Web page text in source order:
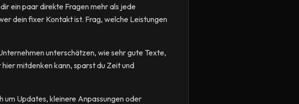
ein paar direkte Fragen mehr als jede
dein fixer Kontakt ist. Frag, welche Leistungen
unterschätzen, wie sehr gute Texte,
mitdenken kann, sparst du Zeit und
um Updates, kleinere Anpassungen oder